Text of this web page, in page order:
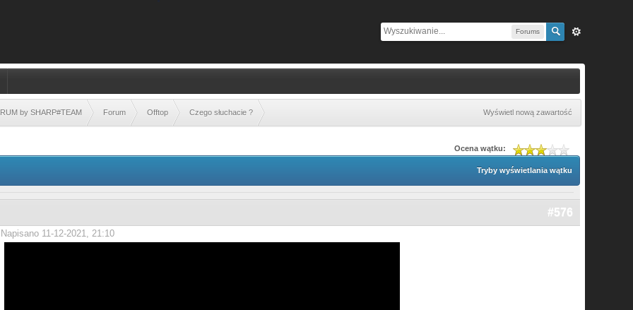
Forums
by SHARP#TEAM Forum Offtop Czego słuchacie ? Wyświetl nową zawartość
Ocena wątku:
Tryby wyświetlania wątku
#576
Napisano 11-12-2021, 21:10